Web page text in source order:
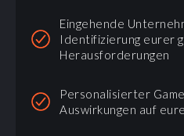
Eingehende
Identifizierung eurer
Herausforderungen
Personalisierter
Auswirkungen auf